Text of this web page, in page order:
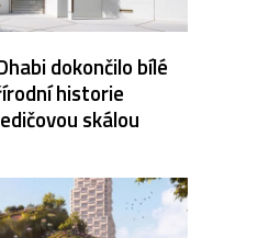
dokončilo bílé
historie
skálou